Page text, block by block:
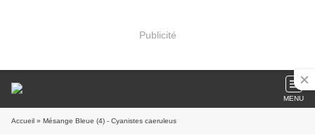
Publicité
MENU
Accueil » Mésange Bleue (4) - Cyanistes caeruleus